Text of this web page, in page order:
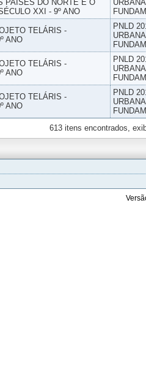
PAÍSES DO NORTE E O
XXI - 9º ANO
TELÁRIS -
ANO
PNLD
TELÁRIS -
ANO
PNLD
TELÁRIS -
ANO
PNLD
613 itens encontrados,